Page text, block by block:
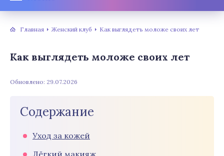
Главная Женский клуб Как выглядеть моложе своих лет
Как выглядеть моложе своих лет
Обновлено: 29.07.2026
Содержание
Уход за кожей
Лёгкий макияж